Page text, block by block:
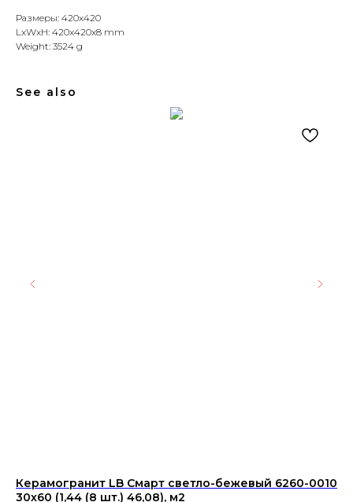
Размеры: 420x420
LxWxH: 420x420x8 mm
Weight: 3524 g
See also
Керамогранит LB Смарт светло-бежевый 6260-0010
30х60 (1,44 (8 шт.) 46,08), м2